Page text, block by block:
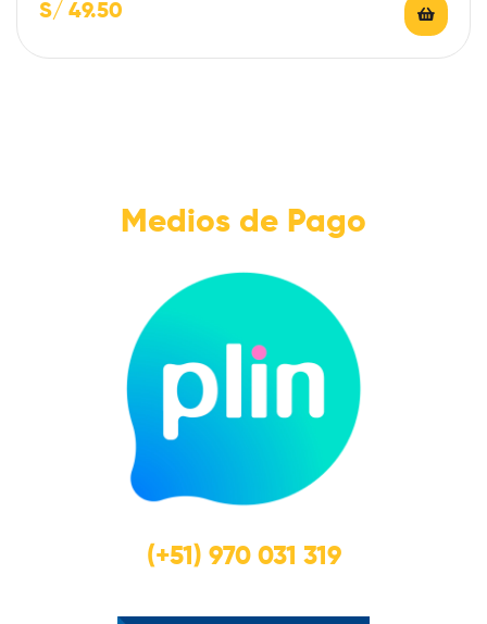
S/ 49.50
Medios de Pago
(+51) 970 031 319